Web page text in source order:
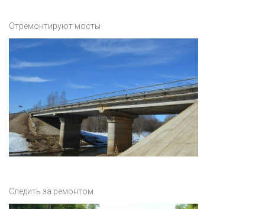
Отремонтируют мосты
Следить за ремонтом